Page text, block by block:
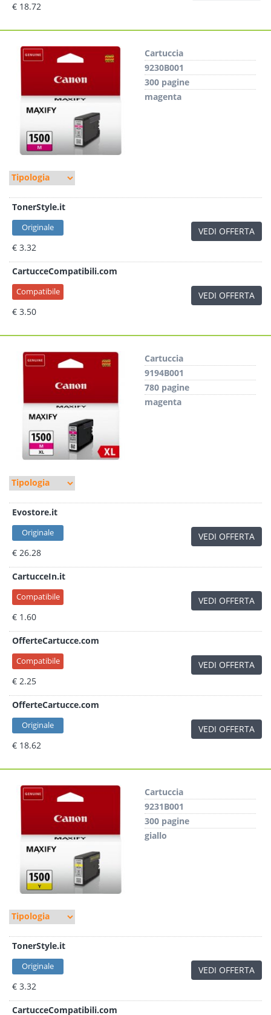
€ 18.72
Cartuccia
9230B001
300 pagine
magenta
TonerStyle.it
Originale
€ 3.32
VEDI OFFERTA
CartucceCompatibili.com
Compatibile
€ 3.50
VEDI OFFERTA
Cartuccia
9194B001
780 pagine
magenta
Evostore.it
Originale
€ 26.28
VEDI OFFERTA
CartucceIn.it
Compatibile
€ 1.60
VEDI OFFERTA
OfferteCartucce.com
Compatibile
€ 2.25
VEDI OFFERTA
OfferteCartucce.com
Originale
€ 18.62
VEDI OFFERTA
Cartuccia
9231B001
300 pagine
giallo
TonerStyle.it
Originale
€ 3.32
VEDI OFFERTA
CartucceCompatibili.com